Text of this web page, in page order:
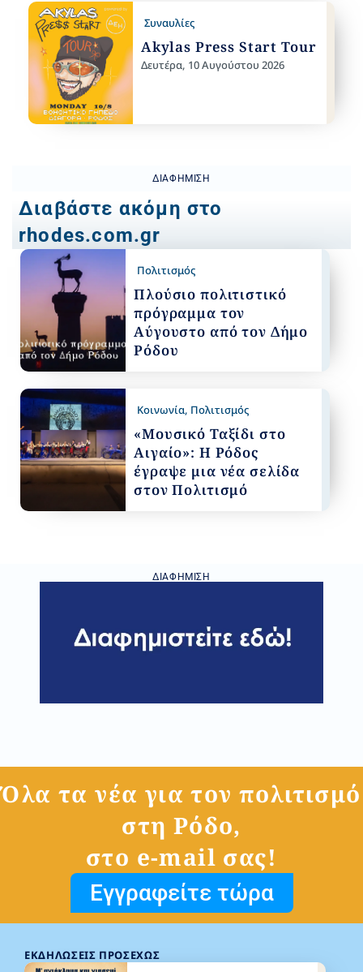
Συναυλίες
Akylas Press Start Tour
Δευτέρα, 10 Αυγούστου 2026
ΔΙΑΦΉΜΙΣΗ
Διαβάστε ακόμη στο
rhodes.com.gr
Πολιτισμός
Πλούσιο πολιτιστικό
πρόγραμμα τον
Αύγουστο από τον Δήμο
Ρόδου
Κοινωνία, Πολιτισμός
«Μουσικό Ταξίδι στο
Αιγαίο»: Η Ρόδος
έγραψε μια νέα σελίδα
στον Πολιτισμό
ΔΙΑΦΉΜΙΣΗ
Όλα τα νέα για τον πολιτισμό
στη Ρόδο,
στο e-mail σας!
Εγγραφείτε τώρα
ΕΚΔΗΛΏΣΕΙΣ ΠΡΟΣΕΧΏΣ